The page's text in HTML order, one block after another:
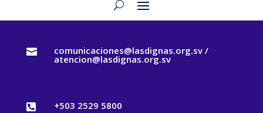
 comunicaciones@lasdignas.org.sv /
atencion@lasdignas.org.sv
 +503 2529 5800